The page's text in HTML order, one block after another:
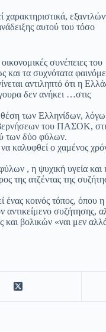
αυτού του τόσο
συνέπειες του
τα συχνότατα
αντιληπτό ότι η
δεν ανήκει …στις
θέση των Ελληνίδων,
του ΠΑΣΟΚ,
των δύο φύλων.
καλυφθεί ο χαμένος
, η ψυχική υγεία και
της ατζέντας της
ένας κοινός τόπος, όπου η
αντικείμενο συζήτησης,
και βολικών «ναι μεν